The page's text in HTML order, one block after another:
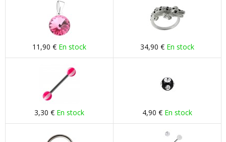
11,90 € En stock 34,90 € En stock
3,30 € En stock 4,90 € En stock